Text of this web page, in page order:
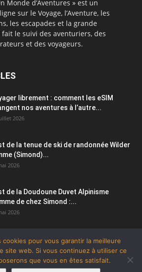
Monde d’Aventures » est un
sur le Voyage, l’Aventure, les
les escapades et la grande
le suivi des aventuriers, des
et des voyageurs.
librement : comment les eSIM
nos aventures à l’autre...
2026
de la tenue de ski de randonnée Wilder
(Simond)...
2026
de la Doudoune Duvet Alpinisme
de chez Simond :...
2026
cookies pour vous garantir la meilleure
site web. Si vous continuez à utiliser ce
que vous en êtes satisfait.